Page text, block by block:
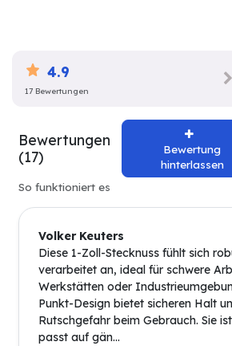
4.9
17 Bewertungen
Bewertungen
(17)
Bewertung
hinterlassen
So funktioniert es
Volker Keuters
Diese 1-Zoll-Stecknuss fühlt sich
verarbeitet an, ideal für schwere
Werkstätten oder
Punkt-Design bietet sicheren Halt
Rutschgefahr beim Gebrauch. Sie
passt auf gän...